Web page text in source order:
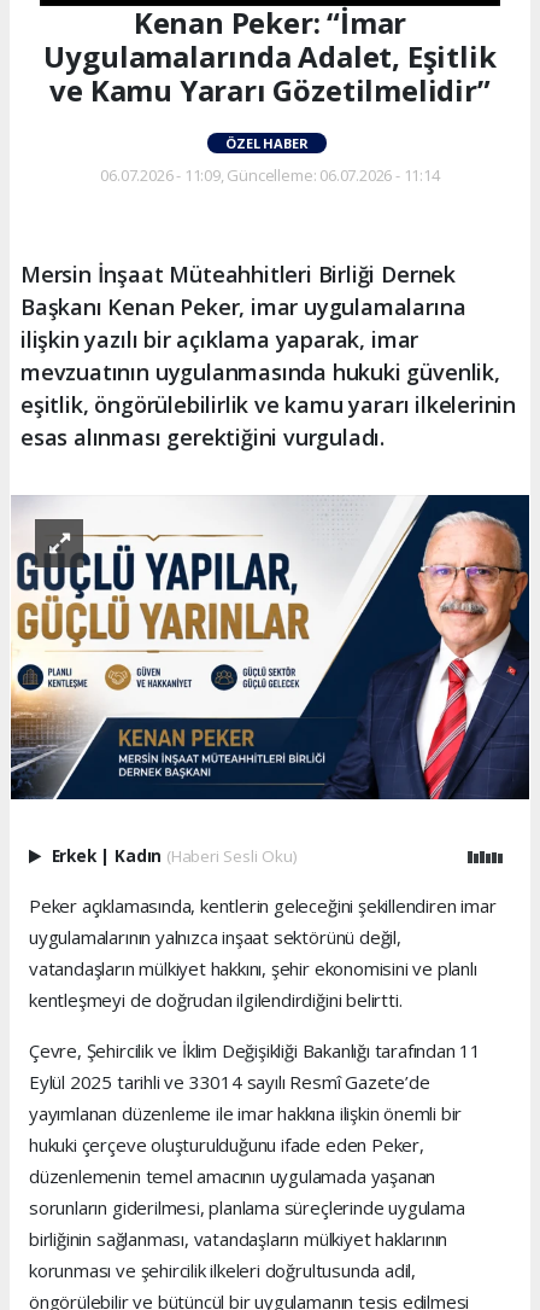
Kenan Peker: “İmar
Uygulamalarında Adalet, Eşitlik
ve Kamu Yararı Gözetilmelidir”
ÖZEL HABER
06.07.2026 - 11:09, Güncelleme: 06.07.2026 - 11:14
Mersin İnşaat Müteahhitleri Birliği Dernek
Başkanı Kenan Peker, imar uygulamalarına
ilişkin yazılı bir açıklama yaparak, imar
mevzuatının uygulanmasında hukuki güvenlik,
eşitlik, öngörülebilirlik ve kamu yararı ilkelerinin
esas alınması gerektiğini vurguladı.
Erkek Kadın (Haberi Sesli Oku)
Peker açıklamasında, kentlerin geleceğini şekillendiren imar
uygulamalarının yalnızca inşaat sektörünü değil,
vatandaşların mülkiyet hakkını, şehir ekonomisini ve planlı
kentleşmeyi de doğrudan ilgilendirdiğini belirtti.
Çevre, Şehircilik ve İklim Değişikliği Bakanlığı tarafından 11
Eylül 2025 tarihli ve 33014 sayılı Resmî Gazete’de
yayımlanan düzenleme ile imar hakkına ilişkin önemli bir
hukuki çerçeve oluşturulduğunu ifade eden Peker,
düzenlemenin temel amacının uygulamada yaşanan
sorunların giderilmesi, planlama süreçlerinde uygulama
birliğinin sağlanması, vatandaşların mülkiyet haklarının
korunması ve şehircilik ilkeleri doğrultusunda adil,
öngörülebilir ve bütüncül bir uygulamanın tesis edilmesi